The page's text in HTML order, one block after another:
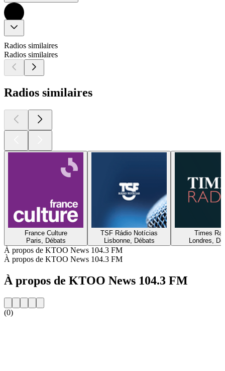
Radios similaires
Radios similaires
Radios similaires
France Culture
Paris, Débats
TSF Rádio Notícias
Lisbonne, Débats
Times
Londres,
À propos de KTOO News 104.3 FM
À propos de KTOO News 104.3 FM
À propos de KTOO News 104.3 FM
(0)